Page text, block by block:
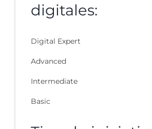
digitales:
Digital Expert
Advanced
Intermediate
Basic